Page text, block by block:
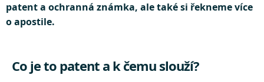
patent a ochranná známka, ale také si řekneme více
o apostile.
Co je to patent a k čemu slouží?